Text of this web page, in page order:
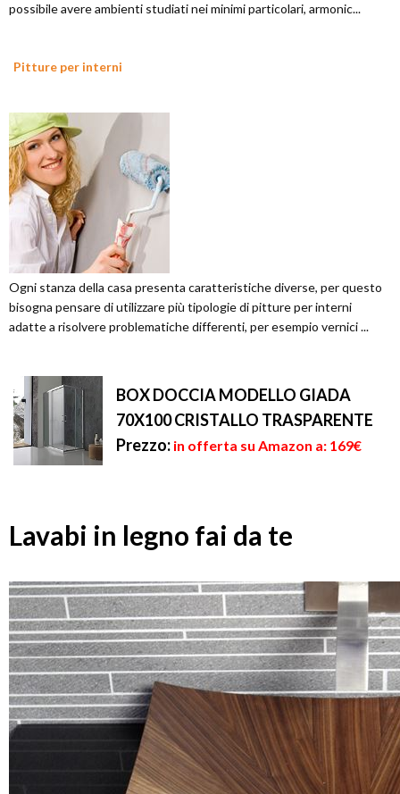
possibile avere ambienti studiati nei minimi particolari, armonic...
Pitture per interni
Ogni stanza della casa presenta caratteristiche diverse, per questo
bisogna pensare di utilizzare più tipologie di pitture per interni
adatte a risolvere problematiche differenti, per esempio vernici ...
BOX DOCCIA MODELLO GIADA
70X100 CRISTALLO TRASPARENTE
Prezzo: in offerta su Amazon a: 169€
Lavabi in legno fai da te